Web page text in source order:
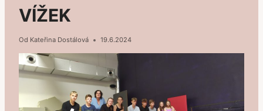
VÍŽEK
Od Kateřina Dostálová 19.6.2024